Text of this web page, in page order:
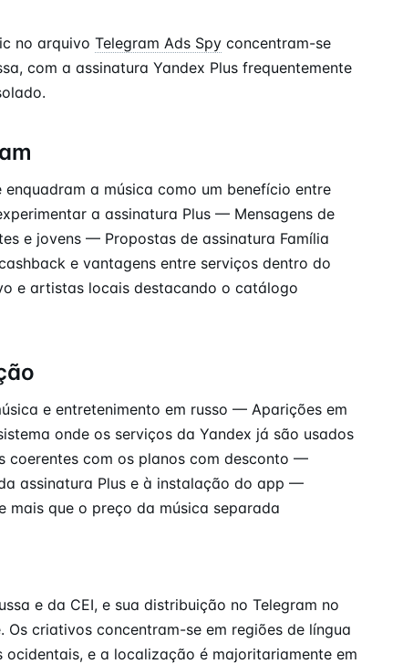
no arquivo Telegram Ads Spy concentram-se
com a assinatura Yandex Plus frequentemente
a música como um benefício entre
a assinatura Plus — Mensagens de
e jovens — Propostas de assinatura Família
e vantagens entre serviços dentro do
e artistas locais destacando o catálogo
e entretenimento em russo — Aparições em
onde os serviços da Yandex já são usados
coerentes com os planos com desconto —
assinatura Plus e à instalação do app —
que o preço da música separada
e da CEI, e sua distribuição no Telegram no
criativos concentram-se em regiões de língua
ocidentais, e a localização é majoritariamente em